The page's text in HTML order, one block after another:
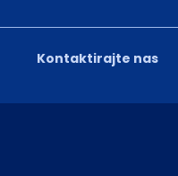
Kontaktirajte nas